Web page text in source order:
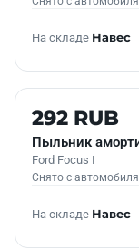
На складе Навес
Б/У В НАЛИЧИИ
292 RUB
Пыльник
Ford Focus I
Снято с
На складе Навес